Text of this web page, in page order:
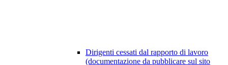
Dirigenti cessati dal rapporto di lavoro
(documentazione da pubblicare sul sito